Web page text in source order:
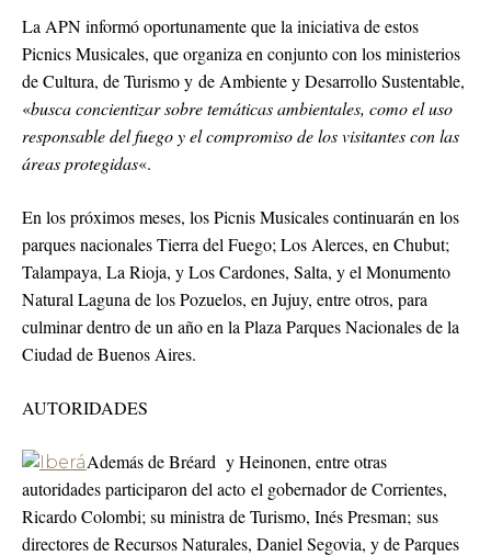
La APN informó oportunamente que la iniciativa de estos
Picnics Musicales, que organiza en conjunto con los ministerios
de Cultura, de Turismo y de Ambiente y Desarrollo Sustentable,
«busca concientizar sobre temáticas ambientales, como el uso
responsable del fuego y el compromiso de los visitantes con las
áreas protegidas«.
En los próximos meses, los Picnis Musicales continuarán en los
parques nacionales Tierra del Fuego; Los Alerces, en Chubut;
Talampaya, La Rioja, y Los Cardones, Salta, y el Monumento
Natural Laguna de los Pozuelos, en Jujuy, entre otros, para
culminar dentro de un año en la Plaza Parques Nacionales de la
Ciudad de Buenos Aires.
AUTORIDADES
Además de Bréard y Heinonen, entre otras
autoridades participaron del acto el gobernador de Corrientes,
Ricardo Colombi; su ministra de Turismo, Inés Presman; sus
directores de Recursos Naturales, Daniel Segovia, y de Parques